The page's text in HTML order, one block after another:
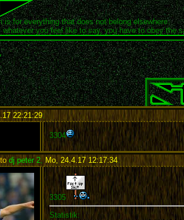
is for everything that does not belong elsewhere.
you feel like to say, you have to obey the
22:21:29:
3304
dj peter 2, Mo, 24.4.17 12:17:34:
3305
Statistik: